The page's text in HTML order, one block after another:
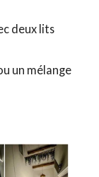
deux lits
un mélange